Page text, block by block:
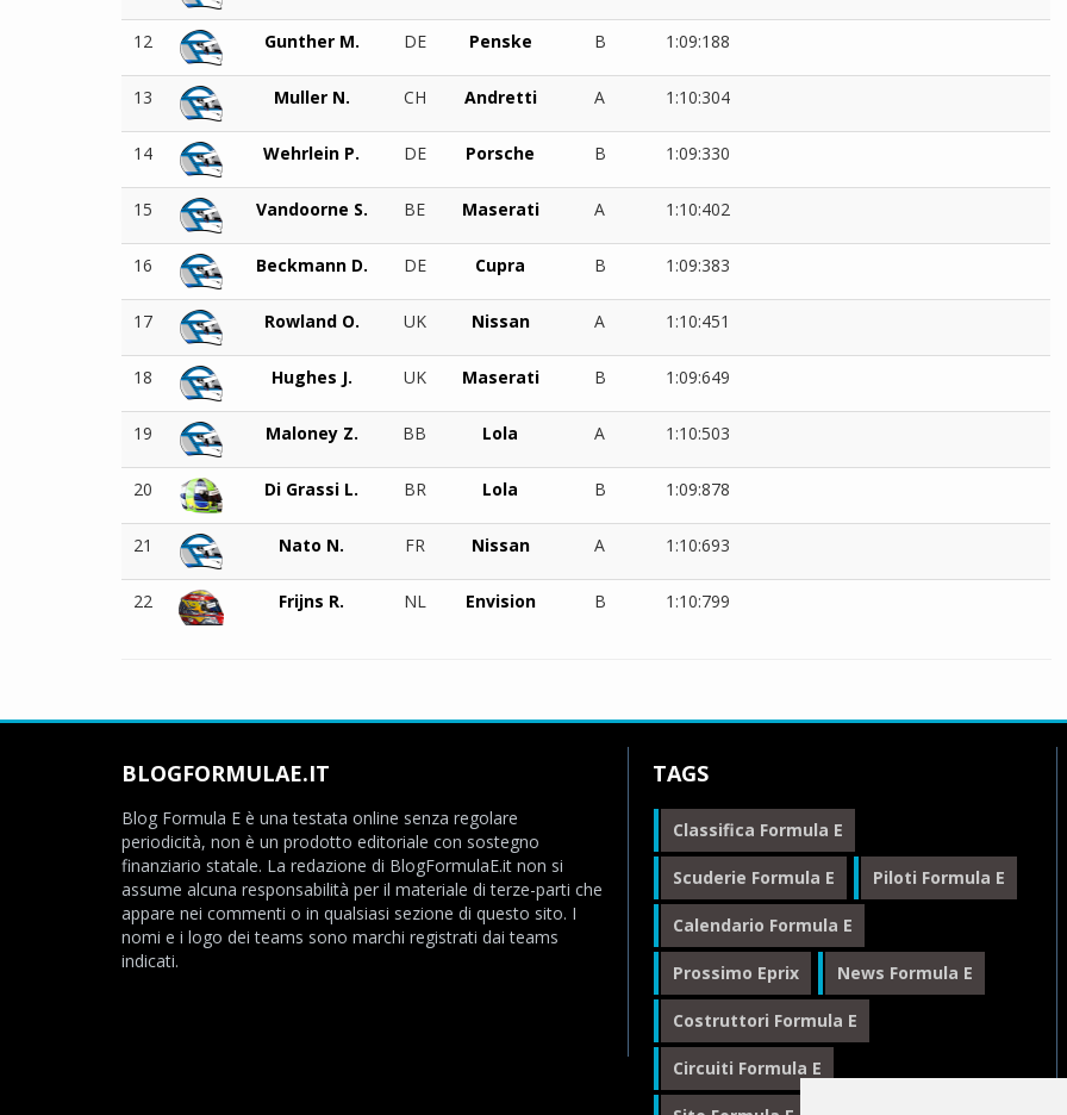
12 Gunther M. DE Penske B 1:09:188
13 Muller N. CH Andretti A 1:10:304
14 Wehrlein P. DE Porsche B 1:09:330
15 Vandoorne S. BE Maserati A 1:10:402
16 Beckmann D. DE Cupra B 1:09:383
17 Rowland O. UK Nissan A 1:10:451
18 Hughes J. UK Maserati B 1:09:649
19 Maloney Z. BB Lola A 1:10:503
20 Di Grassi L. BR Lola B 1:09:878
21 Nato N. FR Nissan A 1:10:693
22 Frijns R. NL Envision B 1:10:799
BLOGFORMULAE.IT
Blog Formula E è una testata online senza regolare
periodicità, non è un prodotto editoriale con sostegno
finanziario statale. La redazione di BlogFormulaE.it non si
assume alcuna responsabilità per il materiale di terze-parti che
appare nei commenti o in qualsiasi sezione di questo sito. I
nomi e i logo dei teams sono marchi registrati dai teams
indicati.
TAGS
Classifica Formula E
Scuderie Formula E Piloti Formula E
Calendario Formula E
Prossimo Eprix News Formula E
Costruttori Formula E
Circuiti Formula E